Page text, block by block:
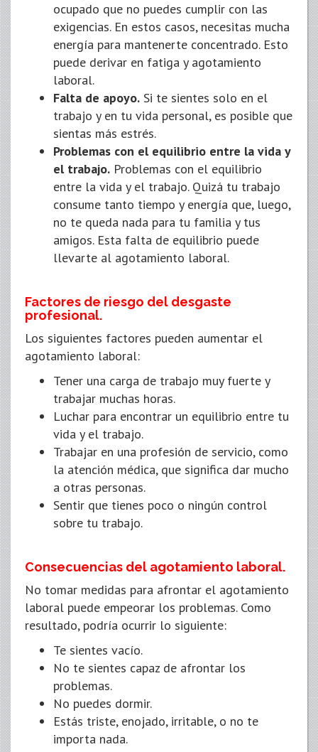
ocupado que no puedes cumplir con las
exigencias. En estos casos, necesitas mucha
energía para mantenerte concentrado. Esto
puede derivar en fatiga y agotamiento
laboral.
Falta de apoyo. Si te sientes solo en el
trabajo y en tu vida personal, es posible que
sientas más estrés.
Problemas con el equilibrio entre la vida y
el trabajo. Problemas con el equilibrio
entre la vida y el trabajo. Quizá tu trabajo
consume tanto tiempo y energía que, luego,
no te queda nada para tu familia y tus
amigos. Esta falta de equilibrio puede
llevarte al agotamiento laboral.
Factores de riesgo del desgaste
profesional.
Los siguientes factores pueden aumentar el
agotamiento laboral:
Tener una carga de trabajo muy fuerte y
trabajar muchas horas.
Luchar para encontrar un equilibrio entre tu
vida y el trabajo.
Trabajar en una profesión de servicio, como
la atención médica, que significa dar mucho
a otras personas.
Sentir que tienes poco o ningún control
sobre tu trabajo.
Consecuencias del agotamiento laboral.
No tomar medidas para afrontar el agotamiento
laboral puede empeorar los problemas. Como
resultado, podría ocurrir lo siguiente:
Te sientes vacío.
No te sientes capaz de afrontar los
problemas.
No puedes dormir.
Estás triste, enojado, irritable, o no te
importa nada.